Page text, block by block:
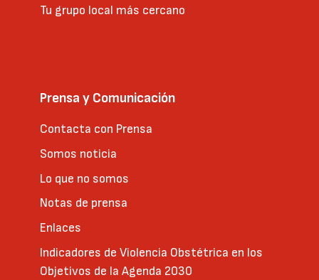
Tu grupo local más cercano
Prensa y Comunicación
Contacta con Prensa
Somos noticia
Lo que no somos
Notas de prensa
Enlaces
Indicadores de Violencia Obstétrica en los
Objetivos de la Agenda 2030